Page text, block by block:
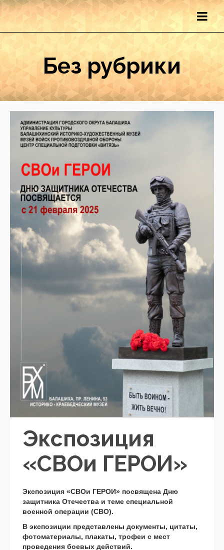
Без рубрики
Экспозиция
«СВОи ГЕРОИ»
Экспозиция «СВОи ГЕРОИ» посвящена Дню
защитника Отечества и теме специальной
военной операции (СВО).
В экспозиции представлены документы, цитаты,
фотоматериалы, плакаты, трофеи с мест
проведения боевых действий.